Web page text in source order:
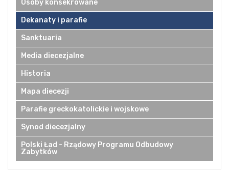
Osoby konsekrowane
Dekanaty i parafie
Sanktuaria
Media diecezjalne
Historia
Mapa diecezji
Parafie greckokatolickie i wojskowe
Synod diecezjalny
Polski Ład - Rządowy Programu Odbudowy
Zabytków